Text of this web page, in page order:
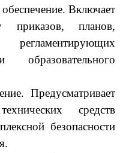
Включает
приказов, планов,
образовательного
Предусматривает
средств
безопасности